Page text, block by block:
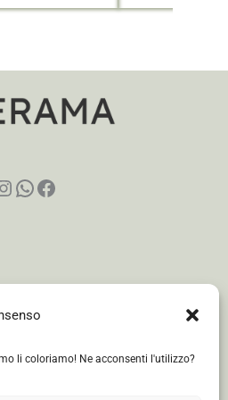
li coloriamo! Ne acconsenti l'utilizzo?
WhatsApp
Facebook